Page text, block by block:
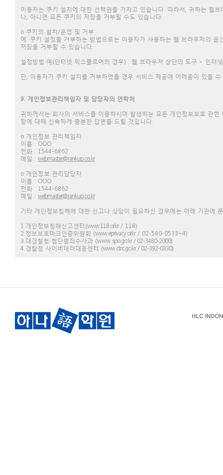
이용자는 쿠키 설치에 대한 선택권을 가지고 있습니다. 따라서, 귀하는 웹
나, 아니면 모든 쿠키의 저장을 거부할 수도 있습니다.
ο 쿠키의 설치/운영 및 거부
예: 쿠키 설정을 거부하는 방법으로는 이용자가 사용하는 웹 브라우저의
저장을 거부할 수 있습니다.
설정방법 예(인터넷 익스플로어의 경우) : 웹 브라우저 상단의 도구 > 인터
단, 이용자가 쿠키 설치를 거부하였을 경우 서비스 제공에 어려움이 있을 수
9. 개인정보관리책임자 및 담당자의 연락처
귀하께서는 회사의 서비스를 이용하시며 발생하는 모든 개인정보보호 관
항에 대해 신속하게 충분한 답변을 드릴 것입니다.
ο 개인정보 관리책임자
이름 : OOO
전화 : 1544-6862
메일 : webmaster@rankup.co.kr
ο 개인정보 관리담당자
이름 : OOO
전화 : 1544-6862
메일 : webmaster@rankup.co.kr
기타 개인정보침해에 대한 신고나 상담이 필요하신 경우에는 아래 기관에
1.개인정보침해신고센터(www.118.or.kr/ 118)
2.정보보호마크인증위원회 (www.eprivacy.or.kr/ 02-580-0533~4)
3.대검찰청 첨단범죄수사과 (www.spo.go.kr / 02-3480-2000)
4.경찰청 사이버테러대응센터 (www.ctrc.go.kr / 02-392-0330)